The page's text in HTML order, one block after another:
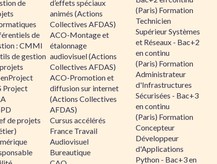
de
de
: CMMI
de gestion
Project
de projets
d’effets spéciaux
animés (Actions
Collectives AFDAS)
ACO-Montage et
étalonnage
audiovisuel (Actions
Collectives AFDAS)
ACO-Promotion et
diffusion sur internet
(Actions Collectives
AFDAS)
Cursus accélérés
France Travail
Audiovisuel
Bureautique
(Paris) Formation
Technicien
Supérieur Systèmes
et Réseaux - Bac+2
en continu
(Paris) Formation
Administrateur
d'Infrastructures
Sécurisées - Bac+3
en continu
(Paris) Formation
Concepteur
Développeur
d'Applications
Python - Bac+3 en